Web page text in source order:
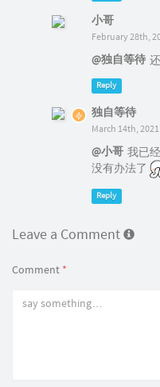
小哥
February 28th,
@独自等待
Reply
独自等待
March 14th,
@小哥 我已
没有办法了
Reply
Leave a Comment
Comment *